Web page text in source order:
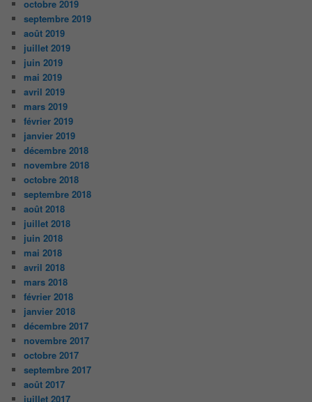
octobre 2019
septembre 2019
août 2019
juillet 2019
juin 2019
mai 2019
avril 2019
mars 2019
février 2019
janvier 2019
décembre 2018
novembre 2018
octobre 2018
septembre 2018
août 2018
juillet 2018
juin 2018
mai 2018
avril 2018
mars 2018
février 2018
janvier 2018
décembre 2017
novembre 2017
octobre 2017
septembre 2017
août 2017
juillet 2017